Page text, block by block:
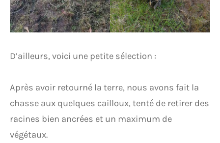
D’ailleurs, voici une petite sélection :
Après avoir retourné la terre, nous avons fait la
chasse aux quelques cailloux, tenté de retirer des
racines bien ancrées et un maximum de
végétaux.